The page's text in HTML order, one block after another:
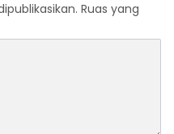
Ruas yang